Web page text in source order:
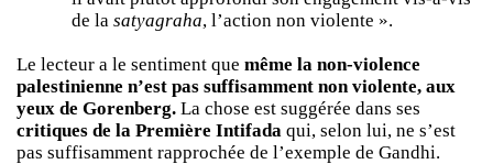
de la satyagraha, l’action non violente ».
Le lecteur a le sentiment que même la non-violence
palestinienne n’est pas suffisamment non violente, aux
yeux de Gorenberg. La chose est suggérée dans ses
critiques de la Première Intifada qui, selon lui, ne s’est
pas suffisamment rapprochée de l’exemple de Gandhi.